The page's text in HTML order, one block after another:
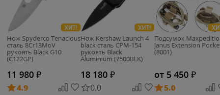
ХИТ!
Нож Spyderco Tenacious
сталь 8Cr13MoV
рукоять Black G10
(C122GP)
11 980 ₽
4.9
ХИТ!
Нож Kershaw Launch 4
black сталь CPM-154
рукоять Black
Aluminium (7500BLK)
18 180 ₽
0.0
Подсумок
Janus Extension
(8001)
от 5 450 ₽
5.0